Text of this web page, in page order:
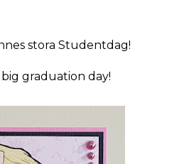
stora Studentdag!
graduation day!